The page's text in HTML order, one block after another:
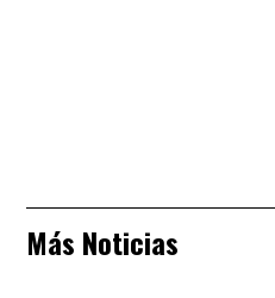
Más Noticias